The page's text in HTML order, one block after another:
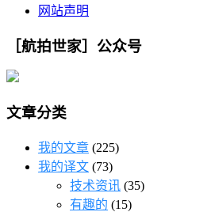
网站声明
［航拍世家］公众号
文章分类
我的文章 (225)
我的译文 (73)
技术资讯 (35)
有趣的 (15)